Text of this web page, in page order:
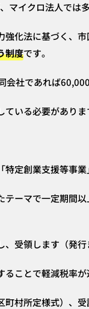
イクロ法人では
化法に基づく、
制度です。
社であれば
いる必要がありま
定創業支援等事業
ーマで一定期間
受領します（発
ことで軽減税率が
村所定様式）、